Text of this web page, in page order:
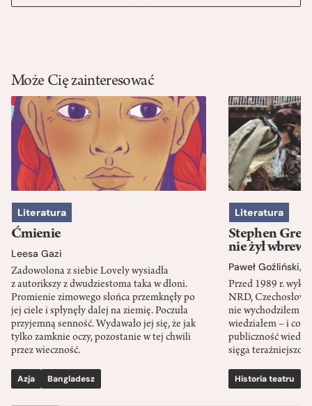
Może Cię zainteresować
Literatura
Ćmienie
Leesa Gazi
Zadowolona z siebie Lovely wysiadła
z autorikszy z dwudziestoma taka w dłoni.
Promienie zimowego słońca przemknęły po
jej ciele i spłynęły dalej na ziemię. Poczuła
przyjemną senność. Wydawało jej się, że jak
tylko zamknie oczy, pozostanie w tej chwili
przez wieczność.
Azja Bangladesz
Literatura
Stephen
nie żył wbrew
Paweł Goźliński,
Przed 1989 r.
NRD,
nie wychodziłem
wiedziałem – i co
publiczność
sięga
Historia teatru